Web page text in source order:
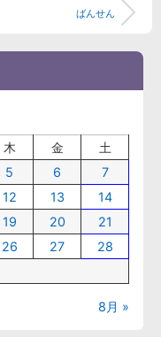
ばんせん
木 金
土
5 6
7
12 13
14
19 20
21
26 27
28
8月 »